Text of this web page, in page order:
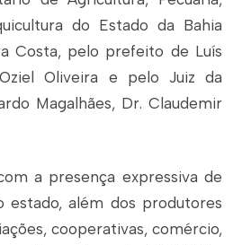
do Estado da Bahia
Costa, pelo prefeito de Luís
Oliveira e pelo Juiz da
Magalhães, Dr. Claudemir
a presença expressiva de
estado, além dos produtores
cooperativas, comércio,